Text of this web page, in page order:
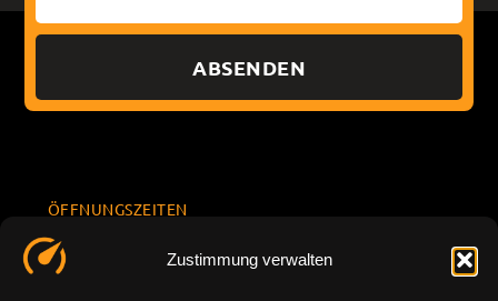
Zustimmung verwalten
ABSENDEN
ÖFFNUNGSZEITEN
INFORMATION